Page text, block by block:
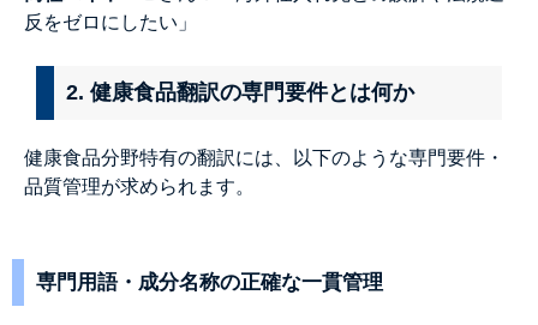
反をゼロにしたい」
2. 健康食品翻訳の専門要件とは何か
健康食品分野特有の翻訳には、以下のような専門要件・
品質管理が求められます。
専門用語・成分名称の正確な一貫管理